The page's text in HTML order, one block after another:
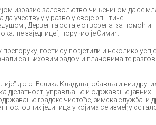
изразио задовољство чињеницом да се
да учествују у развоју своје општине.
, Дервента остаје отворена за помоћ и
заједнице“, поручио је Симић.
гости су посјетили и неколико
са њиховим радом и плановима те
д.о.о. Велика Кладуша, обавља и низ
дјелатност, управљање и одржавање јавних
градске чистоће, зимска служба и
јединица у којима се између